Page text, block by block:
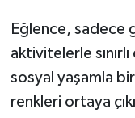
Eğlence, sadece
aktivitelerle
sosyal yaşamla
renkleri ortaya